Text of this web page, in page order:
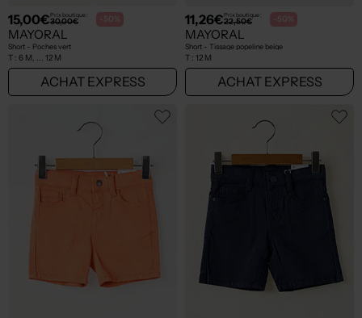
15,00€Prix boutique :
30,00€ -50%
MAYORAL
Short - Poches vert
T : 6 M, ... 12 M
ACHAT EXPRESS
11,26€Prix boutique :
22,50€ -50%
MAYORAL
Short - Tissage popeline beige
T : 12 M
ACHAT EXPRESS